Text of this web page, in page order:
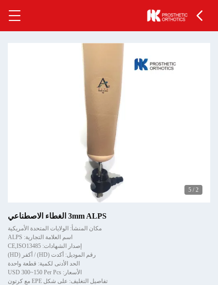
2
/
5
3mm ALPS الغطاء الاصطناعي
مكان المنشأ: الولايات المتحدة الأمريكية
اسم العلامة التجارية: ALPS
إصدار الشهادات: CE,ISO13485
رقم الموديل: أكدت (HD) / أكفر (HD)
الحد الأدنى لكمية: قطعة واحدة
الأسعار: USD 300~150 Per Pcs
تفاصيل التغليف: على شكل EPE مع كرتون